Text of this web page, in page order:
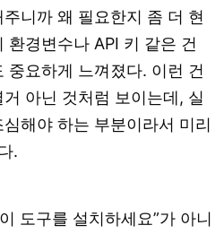
니까 왜 필요한지 좀 더 현
환경변수나 API 키 같은 건
중요하게 느껴졌다. 이런 건
아닌 것처럼 보이는데, 실
해야 하는 부분이라서 미리
.
도구를 설치하세요”가 아니